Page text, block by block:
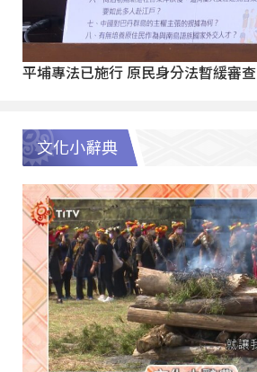
平埔專法已施行 原民身分法暫緩審查
文化小辭典